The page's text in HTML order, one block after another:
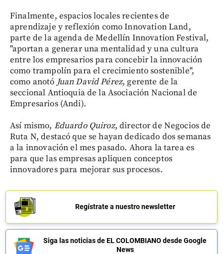
Finalmente, espacios locales recientes de
aprendizaje y reflexión como Innovation Land,
parte de la agenda de Medellín Innovation Festival,
"aportan a generar una mentalidad y una cultura
entre los empresarios para concebir la innovación
como trampolín para el crecimiento sostenible",
como anotó Juan David Pérez, gerente de la
seccional Antioquia de la Asociación Nacional de
Empresarios (Andi).
Así mismo, Eduardo Quiroz, director de Negocios de
Ruta N, destacó que se hayan dedicado dos semanas
a la innovación el mes pasado. Ahora la tarea es
para que las empresas apliquen conceptos
innovadores para mejorar sus procesos.
Regístrate a nuestro newsletter
Siga las noticias de EL COLOMBIANO desde Google
News